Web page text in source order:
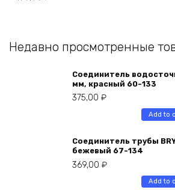
Недавно просмотренные
Соединитель
мм, краcный 60-133
375,00 ₽
Add to
Соединитель трубы
бежевый 67-134
369,00 ₽
Add to